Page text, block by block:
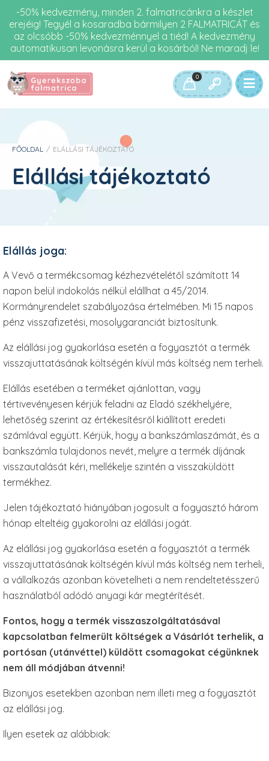
-50% kedvezmény, minden 2. falmatricánkra a készlet
erejéig! Tegyél a kosaradba bármilyen 2 FALMATRICÁT és
az olcsóbb -50% kedvezménnyel a tiéd! A kedvezmény
automatikusan levonásra kerül a kosárból! Ne maradj le!
0
FŐOLDAL / ELÁLLÁSI TÁJÉKOZTATÓ
Elállási tájékoztató
Elállás joga:
A Vevő a termékcsomag kézhezvételétől számított 14
napon belül indokolás nélkül elállhat a 45/2014.
Kormányrendelet szabályozása értelmében. Mi 15 napos
pénz visszafizetési, mosolygaranciát biztosítunk.
Az elállási jog gyakorlása esetén a fogyasztót a termék
visszajuttatásának költségén kívül más költség nem terheli.
Elállás esetében a terméket ajánlottan, vagy
tértivevényesen kérjük feladni az Eladó székhelyére,
lehetőség szerint az értékesítésről kiállított eredeti
számlával együtt. Kérjük, hogy a bankszámlaszámát, és a
bankszámla tulajdonos nevét, melyre a termék díjának
visszautalását kéri, mellékelje szintén a visszaküldött
termékhez.
Jelen tájékoztató hiányában jogosult a fogyasztó három
hónap elteltéig gyakorolni az elállási jogát.
Az elállási jog gyakorlása esetén a fogyasztót a termék
visszajuttatásának költségén kívül más költség nem terheli,
a vállalkozás azonban követelheti a nem rendeltetésszerű
használatból adódó anyagi kár megtérítését.
Fontos, hogy a termék visszaszolgáltatásával
kapcsolatban felmerült költségek a Vásárlót terhelik, a
portósan (utánvéttel) küldött csomagokat cégünknek
nem áll módjában átvenni!
Bizonyos esetekben azonban nem illeti meg a fogyasztót
az elállási jog.
Ilyen esetek az alábbiak: